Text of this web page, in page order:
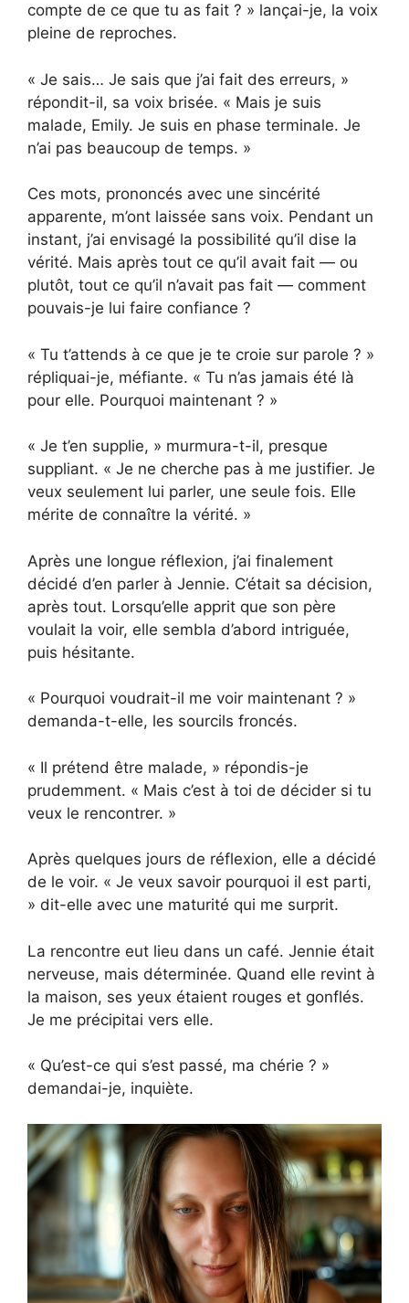
compte de ce que tu as fait ? » lançai-je, la voix
pleine de reproches.
« Je sais… Je sais que j’ai fait des erreurs, »
répondit-il, sa voix brisée. « Mais je suis
malade, Emily. Je suis en phase terminale. Je
n’ai pas beaucoup de temps. »
Ces mots, prononcés avec une sincérité
apparente, m’ont laissée sans voix. Pendant un
instant, j’ai envisagé la possibilité qu’il dise la
vérité. Mais après tout ce qu’il avait fait — ou
plutôt, tout ce qu’il n’avait pas fait — comment
pouvais-je lui faire confiance ?
« Tu t’attends à ce que je te croie sur parole ? »
répliquai-je, méfiante. « Tu n’as jamais été là
pour elle. Pourquoi maintenant ? »
« Je t’en supplie, » murmura-t-il, presque
suppliant. « Je ne cherche pas à me justifier. Je
veux seulement lui parler, une seule fois. Elle
mérite de connaître la vérité. »
Après une longue réflexion, j’ai finalement
décidé d’en parler à Jennie. C’était sa décision,
après tout. Lorsqu’elle apprit que son père
voulait la voir, elle sembla d’abord intriguée,
puis hésitante.
« Pourquoi voudrait-il me voir maintenant ? »
demanda-t-elle, les sourcils froncés.
« Il prétend être malade, » répondis-je
prudemment. « Mais c’est à toi de décider si tu
veux le rencontrer. »
Après quelques jours de réflexion, elle a décidé
de le voir. « Je veux savoir pourquoi il est parti,
» dit-elle avec une maturité qui me surprit.
La rencontre eut lieu dans un café. Jennie était
nerveuse, mais déterminée. Quand elle revint à
la maison, ses yeux étaient rouges et gonflés.
Je me précipitai vers elle.
« Qu’est-ce qui s’est passé, ma chérie ? »
demandai-je, inquiète.